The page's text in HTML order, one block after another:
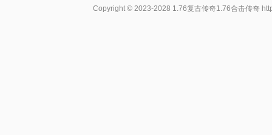
Copyright © 2023-2028 1.76复古传奇1.76合击传奇